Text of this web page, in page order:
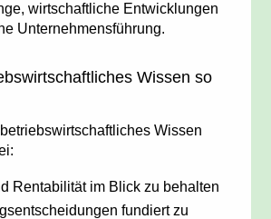
wirtschaftliche Entwicklungen
Unternehmensführung.
Wissen so
Wissen
Rentabilität im Blick zu behalten
fundiert zu